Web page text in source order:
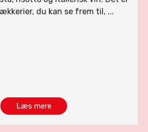
du kan se frem til, ...
Læs mere